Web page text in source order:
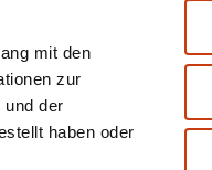
mit den
zur
und der
haben oder